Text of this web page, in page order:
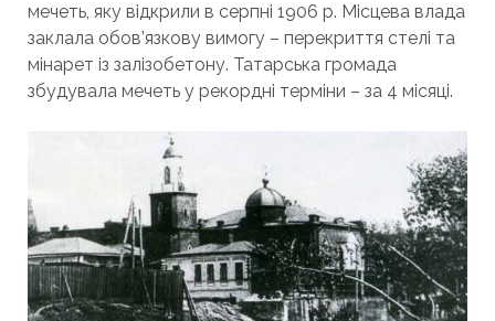
мечеть, яку відкрили в серпні 1906 р. Місцева влада
заклала обов’язкову вимогу – перекриття стелі та
мінарет із залізобетону. Татарська громада
збудувала мечеть у рекордні терміни – за 4 місяці.